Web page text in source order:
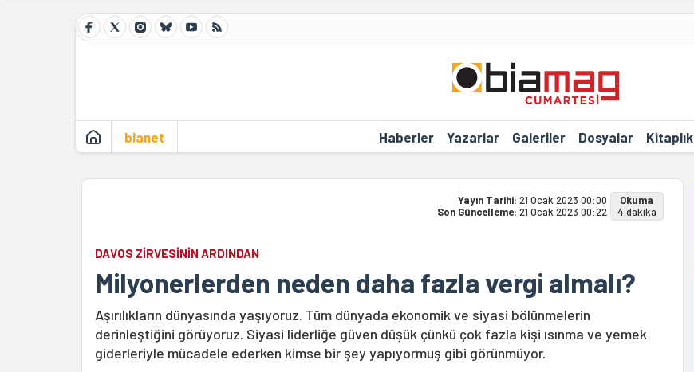
bianet Haberler Yazarlar Galeriler Dosyalar Kitaplık
Yayın Tarihi: 21 Ocak 2023 00:00
Son Güncelleme: 21 Ocak 2023 00:22
Okuma
4 dakika
DAVOS ZİRVESİNİN ARDINDAN
Milyonerlerden neden daha fazla vergi almalı?
Aşırılıkların dünyasında yaşıyoruz. Tüm dünyada ekonomik ve siyasi bölünmelerin
derinleştiğini görüyoruz. Siyasi liderliğe güven düşük çünkü çok fazla kişi ısınma ve yemek
giderleriyle mücadele ederken kimse bir şey yapıyormuş gibi görünmüyor.